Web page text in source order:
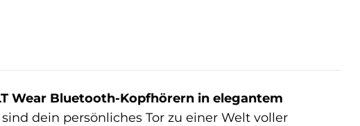
Wear Bluetooth-Kopfhörern in elegantem
dein persönliches Tor zu einer Welt voller